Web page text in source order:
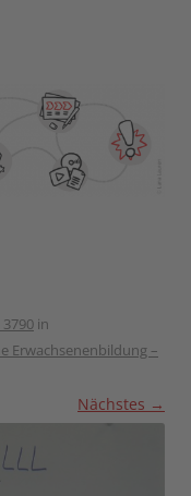
3790 in
Erwachsenenbildung –
Nächstes →